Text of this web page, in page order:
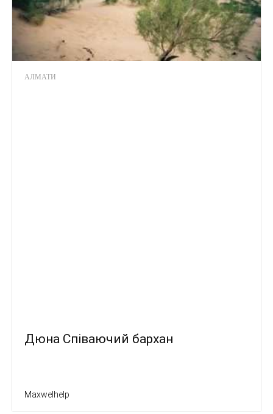
АЛМАТИ
Дюна Співаючий бархан
Maxwelhelp